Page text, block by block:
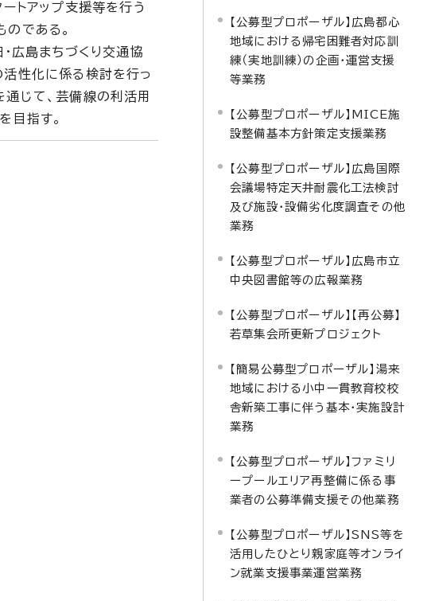
トアップ支援等を行う
である。
広島まちづくり交通協
性化に係る検討を行っ
じて、芸備線の利活用
目指す。
【公募型プロポーザル】広島都心
地域における帰宅困難者対応訓
練（実地訓練）の企画・運営支援
等業務
【公募型プロポーザル】MICE施
設整備基本方針策定支援業務
【公募型プロポーザル】広島国際
会議場特定天井耐震化工法検討
及び施設・設備劣化度調査その他
業務
【公募型プロポーザル】広島市立
中央図書館等の広報業務
【公募型プロポーザル】【再公募】
若草集会所更新プロジェクト
【簡易公募型プロポーザル】湯来
地域における小中一貫教育校校
舎新築工事に伴う基本・実施設計
業務
【公募型プロポーザル】ファミリ
ープールエリア再整備に係る事
業者の公募準備支援その他業務
【公募型プロポーザル】SNS等を
活用したひとり親家庭等オンライ
ン就業支援事業運営業務